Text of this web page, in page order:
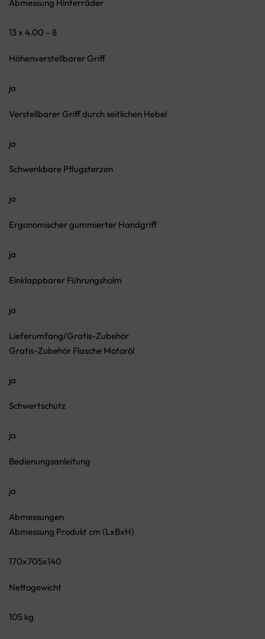
Abmessung Hinterräder
13 x 4.00 – 8
Höhenverstellbarer Griff
ja
Verstellbarer Griff durch seitlichen Hebel
ja
Schwenkbare Pflugsterzen
ja
Ergonomischer gummierter Handgriff
ja
Einklappbarer Führungsholm
ja
Lieferumfang/Gratis-Zubehör
Gratis-Zubehör Flasche Motoröl
ja
Schwertschutz
ja
Bedienungsanleitung
ja
Abmessungen
Abmessung Produkt cm (LxBxH)
170x705x140
Nettogewicht
105 kg